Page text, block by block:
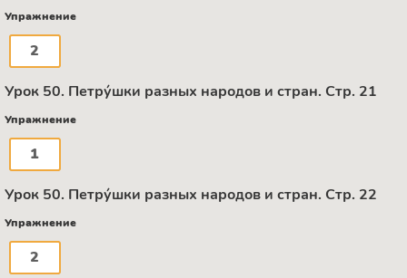
Упражнение
2
Урок 50. Петру́шки разных народов и стран. Стр. 21
Упражнение
1
Урок 50. Петру́шки разных народов и стран. Стр. 22
Упражнение
2